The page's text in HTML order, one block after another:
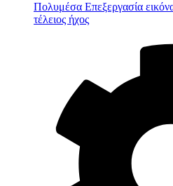
Πολυμέσα Επεξεργασία
τέλειος ήχος